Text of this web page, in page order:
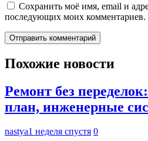
Сохранить моё имя, email и
последующих моих комментариев.
Похожие новости
Ремонт без
план, инженерные
nastya1 неделя спустя 0